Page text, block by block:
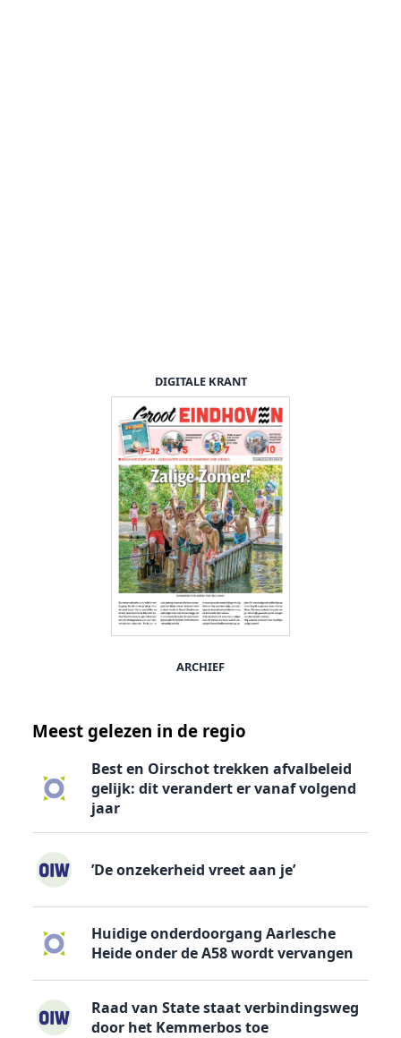
DIGITALE KRANT
ARCHIEF
Meest gelezen in de regio
Best en Oirschot trekken afvalbeleid
gelijk: dit verandert er vanaf volgend
jaar
’De onzekerheid vreet aan je’
Huidige onderdoorgang Aarlesche
Heide onder de A58 wordt vervangen
Raad van State staat verbindingsweg
door het Kemmerbos toe